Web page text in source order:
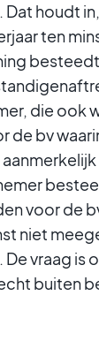
Dat houdt
ten
die ook
de bv
voor de
niet
De vraag is
buiten